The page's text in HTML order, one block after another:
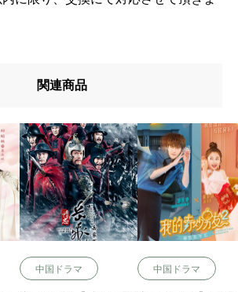
関連商品
中国ドラマ 中国ドラマ